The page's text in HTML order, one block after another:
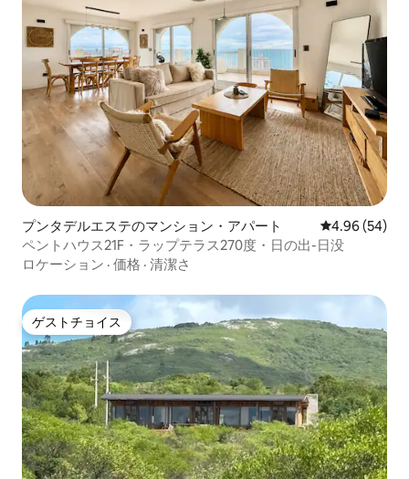
プンタデルエステのマンション・アパート レビュー54
4.96 (54)
ペントハウス21F・ラップテラス270度・日の出-日没
ロケーション · 価格 · 清潔さ
ゲストチョイス
ゲストチョイス